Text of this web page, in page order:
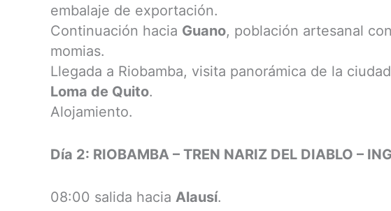
embalaje de exportación.
Continuación hacia Guano, población artesanal
momias.
Llegada a Riobamba, visita panorámica de la
Loma de Quito.
Alojamiento.
Día 2: RIOBAMBA – TREN NARIZ DEL DIABLO –
08:00 salida hacia Alausí.